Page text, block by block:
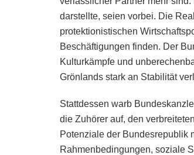
darstellte, seien vorbei. Die
protektionistischen
Beschäftigungen finden. Der
Kulturkämpfe und
Grönlands stark an Stabilität
Stattdessen warb
die Zuhörer auf, den
Potenziale der Bundesrepublik
Rahmenbedingungen, soziale